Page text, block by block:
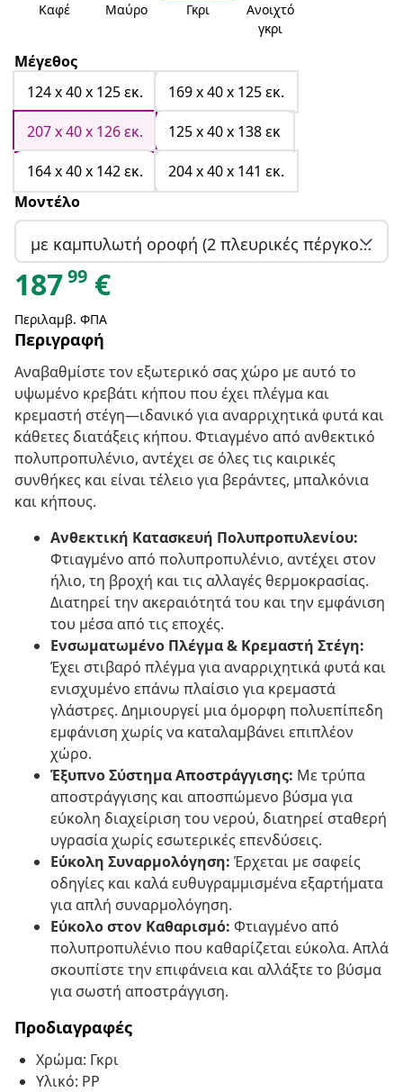
Καφέ Μαύρο Γκρι
Ανοιχτό
γκρι
Μέγεθος
124 x 40 x 125 εκ.
169 x 40 x 125 εκ.
207 x 40 x 126 εκ.
125 x 40 x 138 εκ
164 x 40 x 142 εκ.
204 x 40 x 141 εκ.
Μοντέλο
με καμπυλωτή οροφή (2 πλευρικές πέργκολες)
18799 €
Περιλαμβ. ΦΠΑ
Περιγραφή
Αναβαθμίστε τον εξωτερικό σας χώρο με αυτό το
υψωμένο κρεβάτι κήπου που έχει πλέγμα και
κρεμαστή στέγη—ιδανικό για αναρριχητικά φυτά και
κάθετες διατάξεις κήπου. Φτιαγμένο από ανθεκτικό
πολυπροπυλένιο, αντέχει σε όλες τις καιρικές
συνθήκες και είναι τέλειο για βεράντες, μπαλκόνια
και κήπους.
Ανθεκτική Κατασκευή Πολυπροπυλενίου:
Φτιαγμένο από πολυπροπυλένιο, αντέχει στον
ήλιο, τη βροχή και τις αλλαγές θερμοκρασίας.
Διατηρεί την ακεραιότητά του και την εμφάνιση
του μέσα από τις εποχές.
Ενσωματωμένο Πλέγμα & Κρεμαστή Στέγη:
Έχει στιβαρό πλέγμα για αναρριχητικά φυτά και
ενισχυμένο επάνω πλαίσιο για κρεμαστά
γλάστρες. Δημιουργεί μια όμορφη πολυεπίπεδη
εμφάνιση χωρίς να καταλαμβάνει επιπλέον
χώρο.
Έξυπνο Σύστημα Αποστράγγισης: Με τρύπα
αποστράγγισης και αποσπώμενο βύσμα για
εύκολη διαχείριση του νερού, διατηρεί σταθερή
υγρασία χωρίς εσωτερικές επενδύσεις.
Εύκολη Συναρμολόγηση: Έρχεται με σαφείς
οδηγίες και καλά ευθυγραμμισμένα εξαρτήματα
για απλή συναρμολόγηση.
Εύκολο στον Καθαρισμό: Φτιαγμένο από
πολυπροπυλένιο που καθαρίζεται εύκολα. Απλά
σκουπίστε την επιφάνεια και αλλάξτε το βύσμα
για σωστή αποστράγγιση.
Προδιαγραφές
Χρώμα: Γκρι
Υλικό: PP